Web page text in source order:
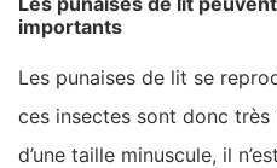
importants
Les punaises de lit se
ces insectes sont donc très
d’une taille minuscule, il